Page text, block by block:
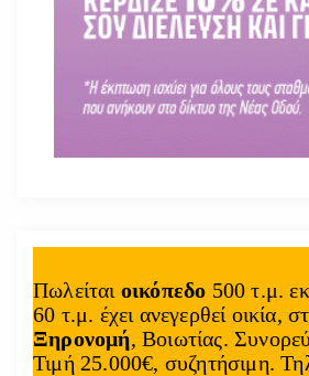
Πωλείται οικόπεδο 500 τ.μ.
60 τ.μ. έχει ανεγερθεί οικία,
Ξηρονομή, Βοιωτίας.
Τιμή 25.000€, συζητήσιμη.